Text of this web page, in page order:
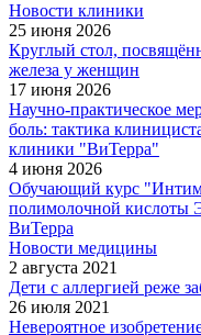
Новости клиники
25 июня 2026
Круглый стол,
железа у женщин
17 июня 2026
Научно-практическое
боль: тактика
клиники "ВиТерра"
4 июня 2026
Обучающий курс
полимолочной кислоты
ВиТерра
Новости медицины
2 августа 2021
Дети с аллергией реже
26 июля 2021
Невероятное